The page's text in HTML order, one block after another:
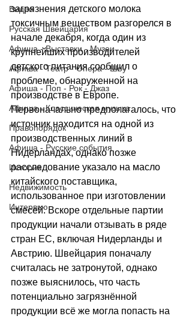
Видео
Русская Швейцария
Афиша - Выставки - Музеи
Афиша - Театр - Опера - Шоу
Афиша - Поп - Рок - Джаз
Афиша - Классическая музыка
Правопорядок
Афиша - Русские события
История
Недвижимость
Интервью
загрязнения детского молока
токсичным веществом разгорелся в
начале декабря, когда один из
крупнейших производителей
детского питания сообщил о
проблеме, обнаруженной на
производстве в Европе.
Первоначально предполагалось, что
источник находится на одной из
производственных линий в
Нидерландах, однако позже
расследование указало на масло
китайского поставщика,
использованное при изготовлении
смесей. Вскоре отдельные партии
продукции начали отзывать в ряде
стран ЕС, включая Нидерланды и
Австрию. Швейцария поначалу
считалась не затронутой, однако
позже выяснилось, что часть
потенциально загрязнённой
продукции всё же могла попасть на